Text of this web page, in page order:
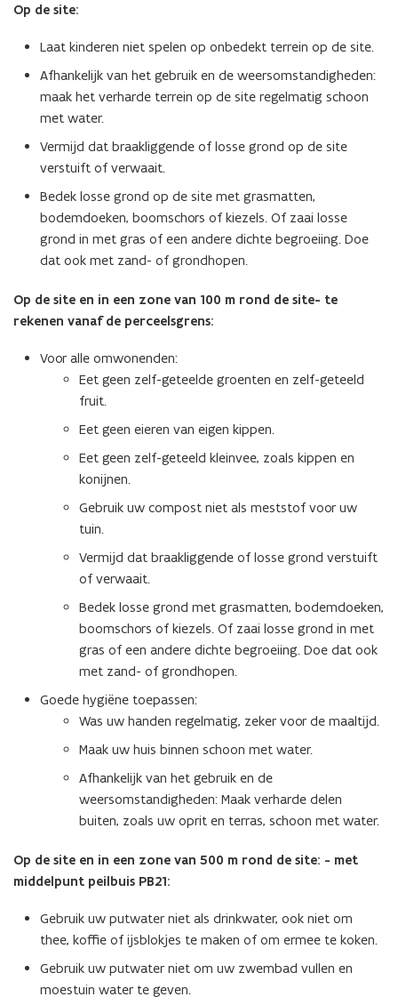
Op de site:
Laat kinderen niet spelen op onbedekt terrein op de site.
Afhankelijk van het gebruik en de weersomstandigheden:
maak het verharde terrein op de site regelmatig schoon
met water.
Vermijd dat braakliggende of losse grond op de site
verstuift of verwaait.
Bedek losse grond op de site met grasmatten,
bodemdoeken, boomschors of kiezels. Of zaai losse
grond in met gras of een andere dichte begroeiing. Doe
dat ook met zand- of grondhopen.
Op de site en in een zone van 100 m rond de site- te
rekenen vanaf de perceelsgrens:
Voor alle omwonenden:
Eet geen zelf-geteelde groenten en zelf-geteeld
fruit.
Eet geen eieren van eigen kippen.
Eet geen zelf-geteeld kleinvee, zoals kippen en
konijnen.
Gebruik uw compost niet als meststof voor uw
tuin.
Vermijd dat braakliggende of losse grond verstuift
of verwaait.
Bedek losse grond met grasmatten, bodemdoeken,
boomschors of kiezels. Of zaai losse grond in met
gras of een andere dichte begroeiing. Doe dat ook
met zand- of grondhopen.
Goede hygiëne toepassen:
Was uw handen regelmatig, zeker voor de maaltijd.
Maak uw huis binnen schoon met water.
Afhankelijk van het gebruik en de
weersomstandigheden: Maak verharde delen
buiten, zoals uw oprit en terras, schoon met water.
Op de site en in een zone van 500 m rond de site: - met
middelpunt peilbuis PB21:
Gebruik uw putwater niet als drinkwater, ook niet om
thee, koffie of ijsblokjes te maken of om ermee te koken.
Gebruik uw putwater niet om uw zwembad vullen en
moestuin water te geven.